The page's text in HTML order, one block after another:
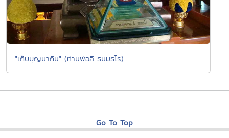
"เก็บบุญมากิน" (ท่านพ่อลี ธมฺมธโร)
Go To Top